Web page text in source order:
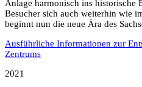
Anlage harmonisch ins historische
Besucher sich auch weiterhin wie
beginnt nun die neue Ära des
Ausführliche Informationen zur
Zentrums
2021